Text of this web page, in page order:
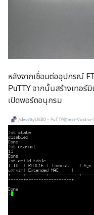
หลังจากเชื่อมต่ออุปกรณ์
PuTTY จากนั้นสร้างเทอ
เปิดพอร์ตอนุกรม